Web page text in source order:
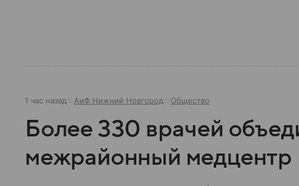
1 час назад АиФ Нижний Новгород Общество
Более 330 врачей
межрайонный медцентр